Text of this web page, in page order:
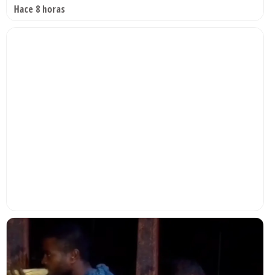
Hace 8 horas